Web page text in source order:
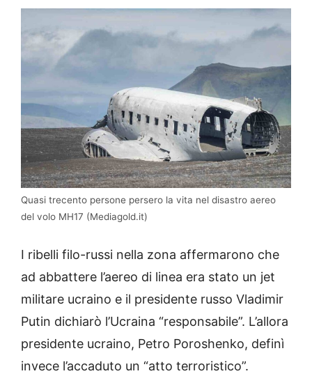
Quasi trecento persone persero la vita nel disastro aereo
del volo MH17 (Mediagold.it)
I ribelli filo-russi nella zona affermarono che
ad abbattere l’aereo di linea era stato un jet
militare ucraino e il presidente russo Vladimir
Putin dichiarò l’Ucraina “responsabile”. L’allora
presidente ucraino, Petro Poroshenko, definì
invece l’accaduto un “atto terroristico”.